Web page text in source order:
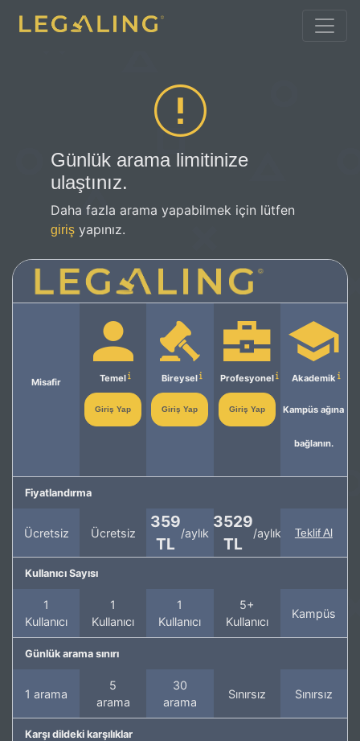
Günlük arama limitinize
ulaştınız.
Daha fazla arama yapabilmek için lütfen
giriş yapınız.
Misafir Temel
Giriş Yap
Bireysel
Giriş Yap
Profesyonel
Giriş Yap
Akademik
Kampüs ağına
bağlanın.
Fiyatlandırma
Ücretsiz Ücretsiz
359
TL
/aylık
3529
TL
/aylık Teklif Al
Kullanıcı Sayısı
1
Kullanıcı
1
Kullanıcı
1
Kullanıcı
5+
Kullanıcı
Kampüs
Günlük arama sınırı
1 arama
5
arama
30
arama
Sınırsız Sınırsız
Karşı dildeki karşılıklar